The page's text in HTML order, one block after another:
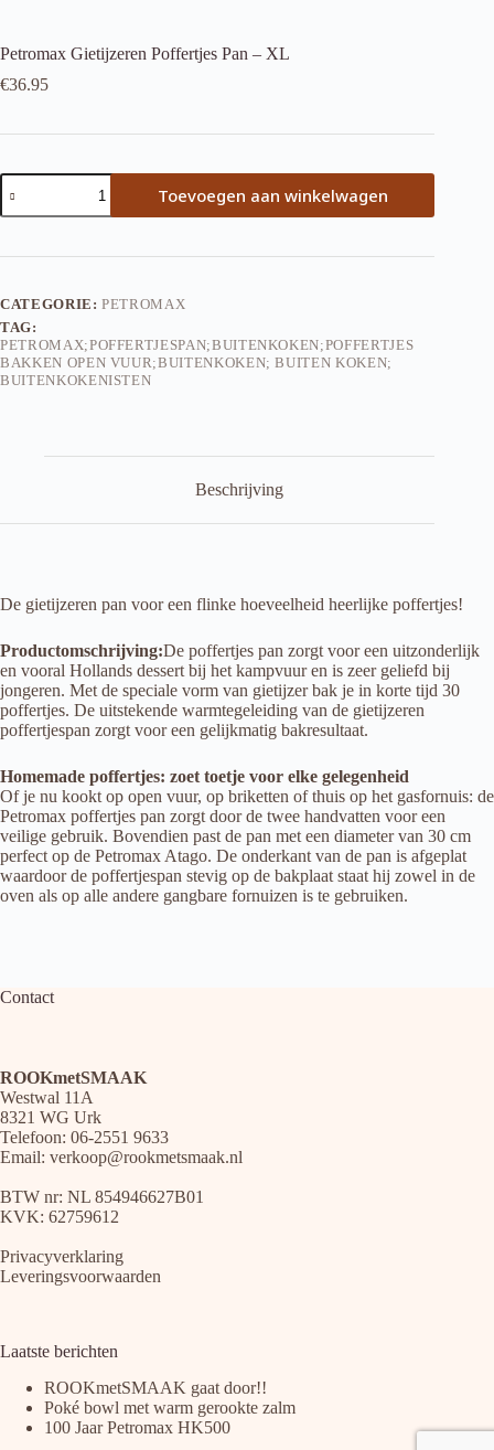
Petromax Gietijzeren Poffertjes Pan – XL
€36.95
Petromax
Gietijzeren
Poffertjes
-
Toevoegen aan winkelwagen
CATEGORIE:PETROMAX
TAG:
PETROMAX;POFFERTJESPAN;BUITENKOKEN;POFFERTJES
BAKKEN OPEN VUUR;BUITENKOKEN; BUITEN KOKEN;
BUITENKOKENISTEN
Beschrijving
De gietijzeren pan voor een flinke hoeveelheid heerlijke poffertjes!
Productomschrijving:De poffertjes pan zorgt voor een uitzonderlijk
en vooral Hollands dessert bij het kampvuur en is zeer geliefd bij
jongeren. Met de speciale vorm van gietijzer bak je in korte tijd 30
poffertjes. De uitstekende warmtegeleiding van de gietijzeren
poffertjespan zorgt voor een gelijkmatig bakresultaat.
Homemade poffertjes: zoet toetje voor elke gelegenheid
Of je nu kookt op open vuur, op briketten of thuis op het gasfornuis: de
Petromax poffertjes pan zorgt door de twee handvatten voor een
veilige gebruik. Bovendien past de pan met een diameter van 30 cm
perfect op de Petromax Atago. De onderkant van de pan is afgeplat
waardoor de poffertjespan stevig op de bakplaat staat hij zowel in de
oven als op alle andere gangbare fornuizen is te gebruiken.
Contact
ROOKmetSMAAK
Westwal 11A
8321 WG Urk
Telefoon: 06-2551 9633
Email: verkoop@rookmetsmaak.nl
BTW nr: NL 854946627B01
KVK: 62759612
Privacyverklaring
Leveringsvoorwaarden
Laatste berichten
ROOKmetSMAAK gaat door!!
Poké bowl met warm gerookte zalm
100 Jaar Petromax HK500